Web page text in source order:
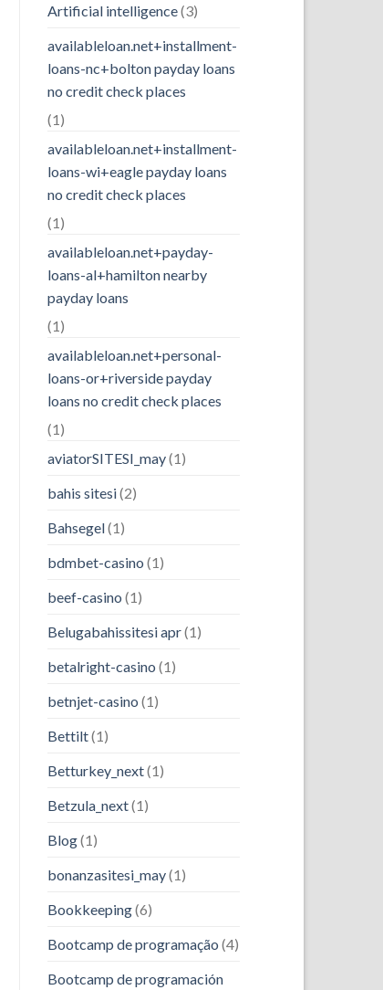
Artificial intelligence(3)
availableloan.net+installment-
loans-nc+bolton payday loans
no credit check places
(1)
availableloan.net+installment-
loans-wi+eagle payday loans
no credit check places
(1)
availableloan.net+payday-
loans-al+hamilton nearby
payday loans
(1)
availableloan.net+personal-
loans-or+riverside payday
loans no credit check places
(1)
aviatorSITESI_may(1)
bahis sitesi(2)
Bahsegel(1)
bdmbet-casino (1)
beef-casino (1)
Belugabahissitesi apr(1)
betalright-casino (1)
betnjet-casino (1)
Bettilt(1)
Betturkey_next(1)
Betzula_next(1)
Blog(1)
bonanzasitesi_may(1)
Bookkeeping(6)
Bootcamp de programação (4)
Bootcamp de programación